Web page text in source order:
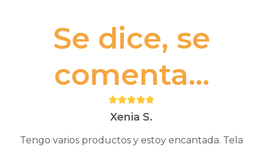
Se dice, se
comenta...
Puntuación:
5Xenia S.
Tengo varios productos y estoy encantada. Tela